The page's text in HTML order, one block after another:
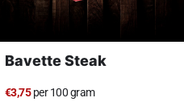
Bavette Steak
€3,75per 100 gram